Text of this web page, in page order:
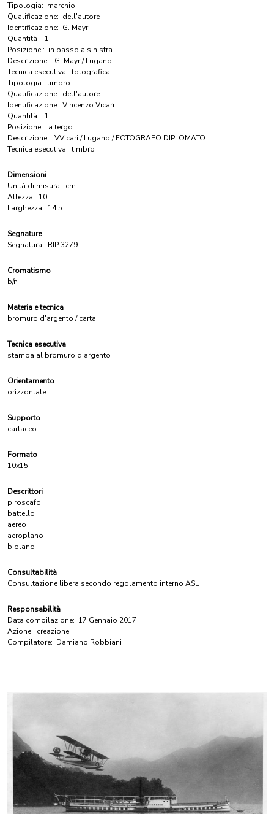
Tipologia: marchio
Qualificazione: dell'autore
Identificazione: G. Mayr
Quantità : 1
Posizione : in basso a sinistra
Descrizione : G. Mayr / Lugano
Tecnica esecutiva: fotografica
Tipologia: timbro
Qualificazione: dell'autore
Identificazione: Vincenzo Vicari
Quantità : 1
Posizione : a tergo
Descrizione : VVicari / Lugano / FOTOGRAFO DIPLOMATO
Tecnica esecutiva: timbro
Dimensioni
Unità di misura: cm
Altezza: 10
Larghezza: 14.5
Segnature
Segnatura: RIP 3279
Cromatismo
b/n
Materia e tecnica
bromuro d'argento / carta
Tecnica esecutiva
stampa al bromuro d'argento
Orientamento
orizzontale
Supporto
cartaceo
Formato
10x15
Descrittori
piroscafo
battello
aereo
aeroplano
biplano
Consultabilità
Consultazione libera secondo regolamento interno ASL
Responsabilità
Data compilazione: 17 Gennaio 2017
Azione: creazione
Compilatore: Damiano Robbiani